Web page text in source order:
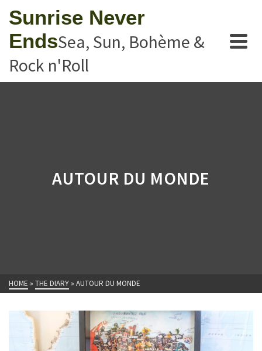
Sunrise Never
EndsSea, Sun, Bohème &
Rock n'Roll
AUTOUR DU MONDE
HOME » THE DIARY » AUTOUR DU MONDE